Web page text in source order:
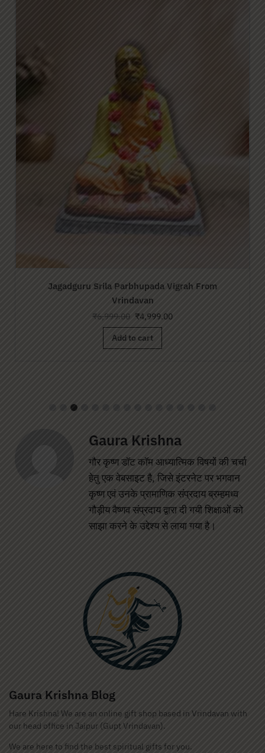
Radha Krishna Jhulan Yatra Vigrah From Vrindavan
Dham
₹6,999.00 ₹4,999.00
Gaura Krishna
गौर कृष्ण डॉट कॉम आध्यात्मिक विषयों की चर्चा
हेतु एक वेबसाइट है, जिसे इंटरनेट पर भगवान
कृष्ण एवं उनके प्रामाणिक संप्रदाय ब्रम्हमध्व
गौड़ीय वैष्णव संप्रदाय द्वारा दी गयी शिक्षाओं को
साझा करने के उद्देश्य से लाया गया है।
Gaura Krishna Blog
Hare Krishna! We are an online gift shop based in Vrindavan with
our head office in Jaipur (Gupt Vrindavan).
We are here to find the best spiritual gifts for you.